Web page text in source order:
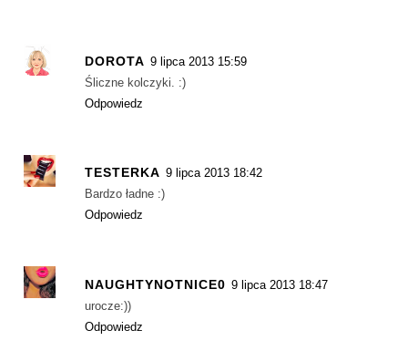
DOROTA 9 lipca 2013 15:59
Śliczne kolczyki. :)
Odpowiedz
TESTERKA 9 lipca 2013 18:42
Bardzo ładne :)
Odpowiedz
NAUGHTYNOTNICE0 9 lipca 2013 18:47
urocze:))
Odpowiedz